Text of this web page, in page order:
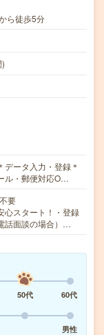
ら徒歩5分
データ入力・登録＊
ル・郵便対応O…
要
心スタート！・登録
話面談の場合）…
50代
60代
男性